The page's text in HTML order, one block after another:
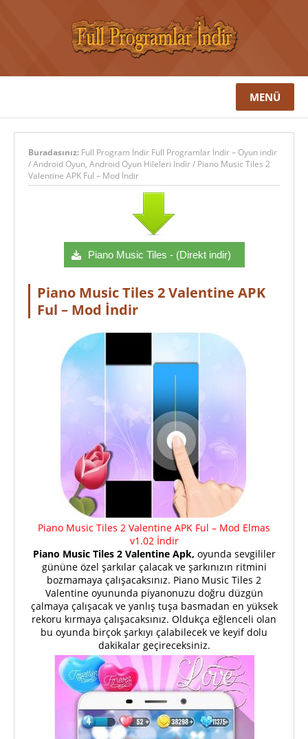
MENÜ
Buradasınız: Full Program İndir Full Programlar İndir – Oyun indir
/Android Oyun, Android Oyun Hileleri İndir/ Piano Music Tiles 2
Valentine APK Ful – Mod İndir
Piano Music Tiles - (Direkt indir)
Piano Music Tiles 2 Valentine APK
Ful – Mod İndir
Piano Music Tiles 2 Valentine APK Ful – Mod Elmas
v1.02 İndir
Piano Music Tiles 2 Valentine Apk, oyunda sevgililer
gününe özel şarkılar çalacak ve şarkınızın ritmini
bozmamaya çalışacaksınız. Piano Music Tiles 2
Valentine oyununda piyanonuzu doğru düzgün
çalmaya çalışacak ve yanlış tuşa basmadan en yüksek
rekoru kırmaya çalışacaksınız. Oldukça eğlenceli olan
bu oyunda birçok şarkıyı çalabilecek ve keyif dolu
dakikalar geçireceksiniz.